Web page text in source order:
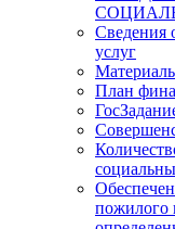
Сведения
услуг
План
пожилого